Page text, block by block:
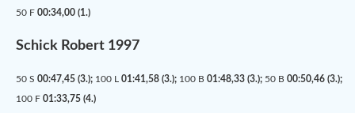
50 F 00:34,00 (1.)
Schick Robert 1997
50 S 00:47,45 (3.); 100 L 01:41,58 (3.); 100 B 01:48,33 (3.); 50 B 00:50,46 (3.);
100 F 01:33,75 (4.)